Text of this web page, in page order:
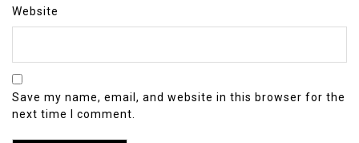
Website
Save my name, email, and website in this browser for the
next time I comment.